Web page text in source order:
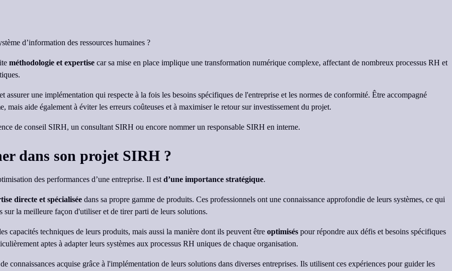
d’information des ressources humaines ?
méthodologie et expertise car sa mise en place implique une transformation numérique complexe, affectant de nombreux processus RH et
une implémentation qui respecte à la fois les besoins spécifiques de l'entreprise et les normes de conformité. Être accompagné
mais aide également à éviter les erreurs coûteuses et à maximiser le retour sur investissement du projet.
de conseil SIRH, un consultant SIRH ou encore nommer un responsable SIRH en interne.
dans son projet SIRH ?
des performances d’une entreprise. Il est d’une importance stratégique.
directe et spécialisée dans sa propre gamme de produits. Ces professionnels ont une connaissance approfondie de leurs systèmes, ce qui
la meilleure façon d'utiliser et de tirer parti de leurs solutions.
capacités techniques de leurs produits, mais aussi la manière dont ils peuvent être optimisés pour répondre aux défis et besoins spécifiques
aptes à adapter leurs systèmes aux processus RH uniques de chaque organisation.
connaissances acquise grâce à l'implémentation de leurs solutions dans diverses entreprises. Ils utilisent ces expériences pour guider les